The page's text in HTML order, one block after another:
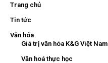
Trang chủ
Tin tức
Văn hóa
Giá trị văn hóa K&G Việt Nam
Văn hoá thực học